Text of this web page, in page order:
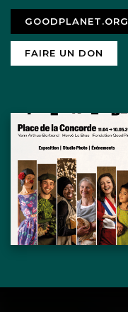
GOODPLANET.ORG
FAIRE UN DON